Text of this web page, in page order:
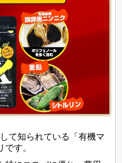
て知られている「有機マ
す。